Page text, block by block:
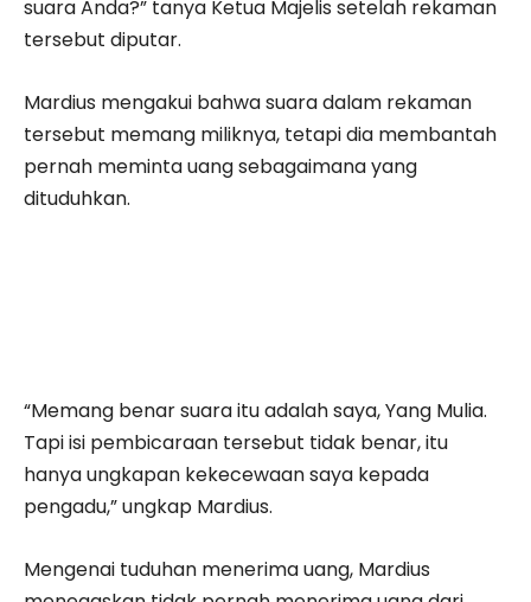
suara Anda?” tanya Ketua Majelis setelah rekaman
tersebut diputar.
Mardius mengakui bahwa suara dalam rekaman
tersebut memang miliknya, tetapi dia membantah
pernah meminta uang sebagaimana yang
dituduhkan.
“Memang benar suara itu adalah saya, Yang Mulia.
Tapi isi pembicaraan tersebut tidak benar, itu
hanya ungkapan kekecewaan saya kepada
pengadu,” ungkap Mardius.
Mengenai tuduhan menerima uang, Mardius